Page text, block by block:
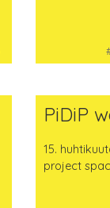
PiDiP
15.
project